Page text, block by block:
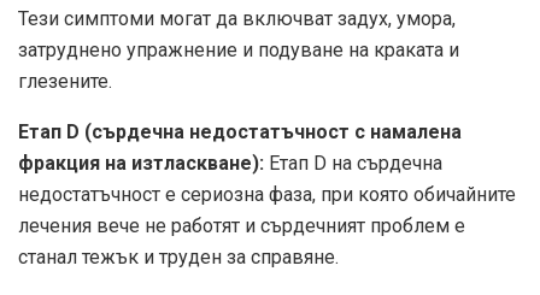
Тези симптоми могат да включват задух, умора,
затруднено упражнение и подуване на краката и
глезените.
Етап D (сърдечна недостатъчност с намалена
фракция на изтласкване): Етап D на сърдечна
недостатъчност е сериозна фаза, при която обичайните
лечения вече не работят и сърдечният проблем е
станал тежък и труден за справяне.